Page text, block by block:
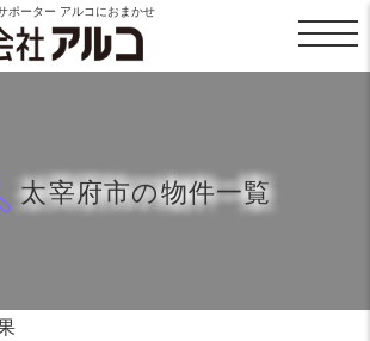
ポーター アルコにおまかせ
太宰府市の物件一覧